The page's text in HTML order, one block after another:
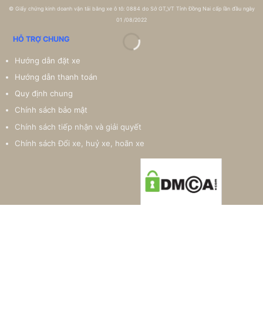
©Giấy chứng kinh doanh vận tải bằng xe ô tô: 0884 do Sở GT_VT Tỉnh Đồng Nai cấp lần đầu ngày
01 /08/2022
HỖ TRỢ CHUNG
Hướng dẫn đặt xe
Hướng dẫn thanh toán
Quy định chung
Chính sách bảo mật
Chính sách tiếp nhận và giải quyết
Chính sách Đổi xe, huỷ xe, hoãn xe